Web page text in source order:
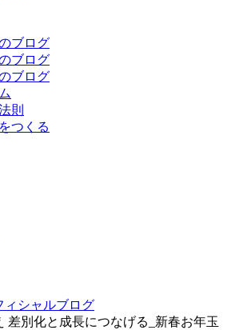
ブログ
ブログ
ブログ
則
つくる
ィシャルブログ
差別化と成長につなげる_新春お年玉